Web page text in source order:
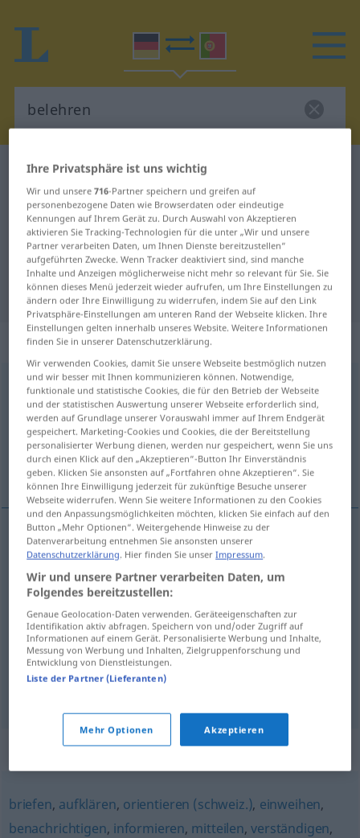
Deutsch-Portugiesisch Wörterbuch
Deutsch-Portugiesisch
Übersetzung für "belehren"
"belehren" Portugiesisch
Übersetzung
„belehren“
belehren <belehren>
Übersicht aller Übersetzungen
(Für mehr Details die Übersetzung anklicken/antippen)
instruir, informar, ensinar, dar uma lição a
instruir belehren
informar belehren
ensinar belehren
darumalição a belehren
Synonyme für "belehren"
briefen, aufklären, orientieren (schweiz.), einweihen,
benachrichtigen, informieren, mitteilen,verständigen,
Ihre Privatsphäre ist uns wichtig
Wir und unsere716-Partner speichern und greifen auf
personenbezogene Daten wie Browserdaten oder eindeutige
Kennungen auf Ihrem Gerät zu. Durch Auswahl von Akzeptieren
aktivieren Sie Tracking-Technologien für die unter „Wir und unsere
Partner verarbeiten Daten, um Ihnen Dienste bereitzustellen“
aufgeführten Zwecke. Wenn Tracker deaktiviert sind, sind manche
Inhalte und Anzeigen möglicherweise nicht mehr so relevant für Sie. Sie
können dieses Menü jederzeit wieder aufrufen, um Ihre Einstellungen zu
ändern oder Ihre Einwilligung zu widerrufen, indem Sie auf den Link
Privatsphäre-Einstellungen am unteren Rand der Webseite klicken. Ihre
Einstellungen gelten innerhalb unseres Website. Weitere Informationen
finden Sie in unserer Datenschutzerklärung.
Wir verwenden Cookies, damit Sie unsere Webseite bestmöglich nutzen
und wir besser mit Ihnen kommunizieren können. Notwendige,
funktionale und statistische Cookies, die für den Betrieb der Webseite
und der statistischen Auswertung unserer Webseite erforderlich sind,
werden auf Grundlage unserer Vorauswahl immer auf Ihrem Endgerät
gespeichert. Marketing-Cookies und Cookies, die der Bereitstellung
personalisierter Werbung dienen, werden nur gespeichert, wenn Sie uns
durch einen Klick auf den „Akzeptieren“-Button Ihr Einverständnis
geben. Klicken Sie ansonsten auf „Fortfahren ohne Akzeptieren“. Sie
können Ihre Einwilligung jederzeit für zukünftige Besuche unserer
Webseite widerrufen. Wenn Sie weitere Informationen zu den Cookies
und den Anpassungsmöglichkeiten möchten, klicken Sie einfach auf den
Button „Mehr Optionen“. Weitergehende Hinweise zu der
Datenverarbeitung entnehmen Sie ansonsten unserer
Datenschutzerklärung. Hier finden Sie unserImpressum.
Wir und unsere Partner verarbeiten Daten, um
Folgendes bereitzustellen:
Genaue Geolocation-Daten verwenden. Geräteeigenschaften zur
Identifikation aktiv abfragen. Speichern von und/oder Zugriff auf
Informationen auf einem Gerät. Personalisierte Werbung und Inhalte,
Messung von Werbung und Inhalten, Zielgruppenforschung und
Entwicklung von Dienstleistungen.
Liste der Partner (Lieferanten)
Mehr Optionen Akzeptieren